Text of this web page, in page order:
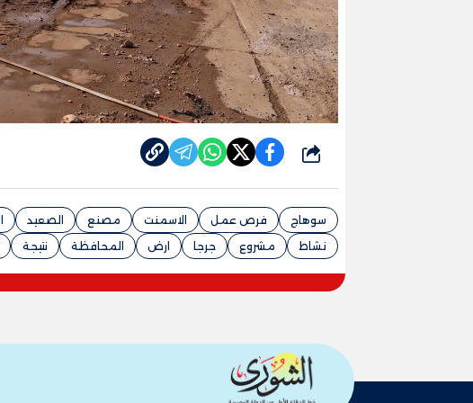
شارك
سوهاج فرص عمل الاسمنت مصنع الصعيد
نشاط
مشروع جرجا ارض المحافظة نتيجة